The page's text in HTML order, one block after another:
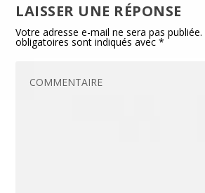
LAISSER UNE RÉPONSE
Votre adresse e-mail ne sera pas publiée.
obligatoires sont indiqués avec*